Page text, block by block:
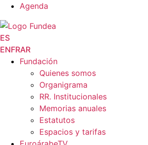
Agenda
ES
ENFRAR
Fundación
Quienes somos
Organigrama
RR. Institucionales
Memorias anuales
Estatutos
Espacios y tarifas